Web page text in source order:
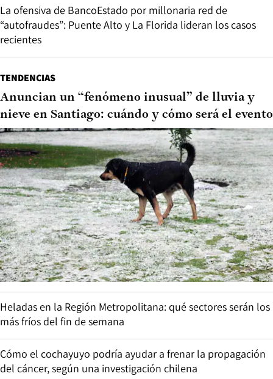
La ofensiva de BancoEstado por millonaria red de
“autofraudes”: Puente Alto y La Florida lideran los casos
recientes
TENDENCIAS
Anuncian un “fenómeno inusual” de lluvia y
nieve en Santiago: cuándo y cómo será el evento
Heladas en la Región Metropolitana: qué sectores serán los
más fríos del fin de semana
Cómo el cochayuyo podría ayudar a frenar la propagación
del cáncer, según una investigación chilena